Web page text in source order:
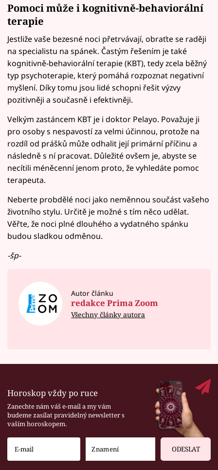
Pomoci může ikognitivně-behaviorální
terapie
Jestliže vaše bezesné noci přetrvávají, obraťte se raději
na specialistu na spánek. Častým řešením je také
kognitivně-behaviorální terapie (KBT), tedy zcela běžný
typ psychoterapie, který pomáhá rozpoznat negativní
myšlení. Díky tomu jsou lidé schopni řešit výzvy
pozitivněji a současně i efektivněji.
Velkým zastáncem KBT je i doktor Pelayo. Považuje ji
pro osoby s nespavostí za velmi účinnou, protože na
rozdíl od prášků může odhalit její primární příčinu a
následně s ní pracovat. Důležité ovšem je, abyste se
necítili méněcenní jenom proto, že vyhledáte pomoc
terapeuta.
Neberte probdělé noci jako neměnnou součást vašeho
životního stylu. Určitě je možné s tím něco udělat.
Věřte, že noci plné dlouhého a vydatného spánku
budou sladkou odměnou.
-šp-
Autor článku
redakce Prima Zoom
Všechny články autora
Horoskop vždy po ruce
Zanechte nám váš e-mail a my vám
budeme zasílat pravidelný newsletter s
vaším horoskopem.
ODESLAT